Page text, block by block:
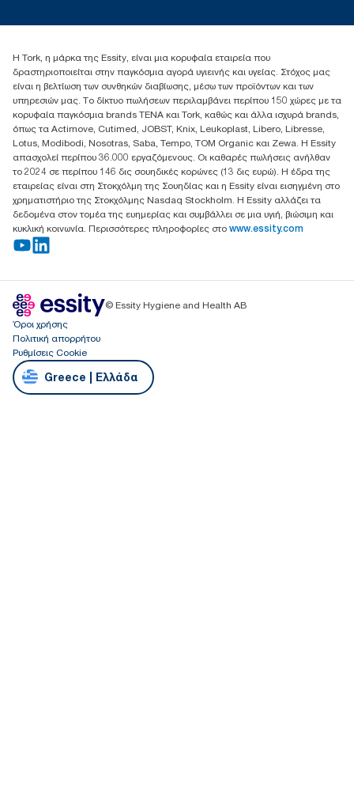
+302102705722
17th klm.National Road Athens-Lamia &2 Kalamatas
14564 N.Kifissia, Athens-Greece
Mob: +306932474930 (για Ελλάδα & Κύπρο)
Η Tork, η μάρκα της Essity, είναι μια κορυφαία εταιρεία που
δραστηριοποιείται στην παγκόσμια αγορά υγιεινής και υγείας. Στόχος μας
είναι η βελτίωση των συνθηκών διαβίωσης, μέσω των προϊόντων και των
υπηρεσιών μας. Το δίκτυο πωλήσεων περιλαμβάνει περίπου 150 χώρες με τα
κορυφαία παγκόσμια brands TENA και Tork, καθώς και άλλα ισχυρά brands,
όπως τα Actimove, Cutimed, JOBST, Knix, Leukoplast, Libero, Libresse,
Lotus, Modibodi, Nosotras, Saba, Tempo, TOM Organic και Zewa. Η Essity
απασχολεί περίπου 36.000 εργαζόμενους. Οι καθαρές πωλήσεις ανήλθαν
το 2024 σε περίπου 146 δις σουηδικές κορώνες (13 δις ευρώ). Η έδρα της
εταιρείας είναι στη Στοκχόλμη της Σουηδίας και η Essity είναι εισηγμένη στο
χρηματιστήριο της Στοκχόλμης Nasdaq Stockholm. Η Essity αλλάζει τα
δεδομένα στον τομέα της ευημερίας και συμβάλλει σε μια υγιή, βιώσιμη και
κυκλική κοινωνία. Περισσότερες πληροφορίες στο www.essity.com
© Essity Hygiene and Health AB
Όροι χρήσης
Πολιτική απορρήτου
Ρυθμίσεις Cookie
Greece | Ελλάδα